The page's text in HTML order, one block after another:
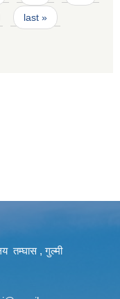
last »
तम्घास , गुल्मी